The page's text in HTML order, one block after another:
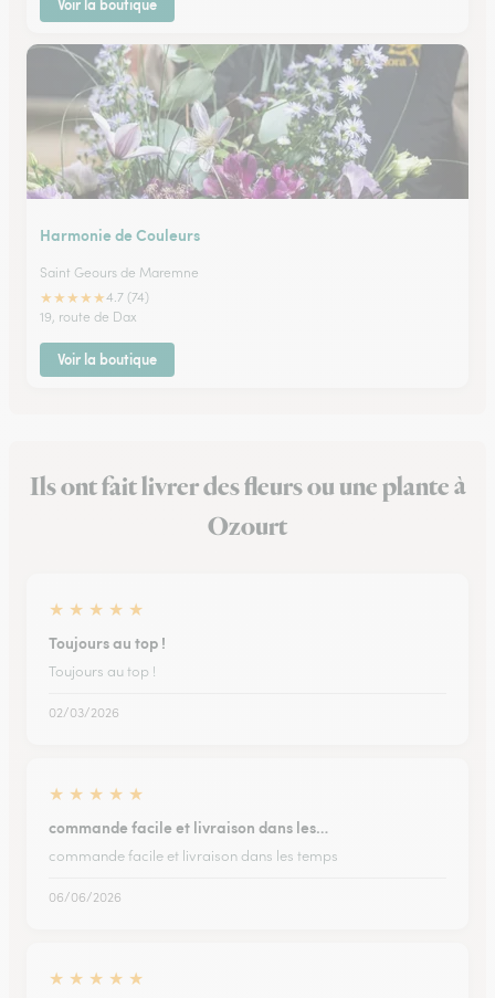
Voir la boutique
Harmonie de Couleurs
Saint Geours de Maremne
★★★★★4.7 (74)
19, route de Dax
Voir la boutique
Ils ont fait livrer des fleurs ou une plante à
Ozourt
★ ★ ★ ★ ★
Toujours au top !
Toujours au top !
02/03/2026
★ ★ ★ ★ ★
commande facile et livraison dans les…
commande facile et livraison dans les temps
06/06/2026
★ ★ ★ ★ ★